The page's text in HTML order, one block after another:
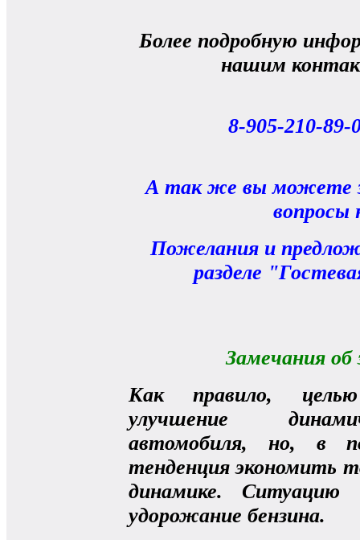
Более подробную
нашим
8-905-210-89-
А так же вы можете
Пожелания и
разделе
Замечания об
Как правило,
улучшение
автомобиля, но, в
тенденция экономить
динамике. Ситуацию
удорожание бензина.